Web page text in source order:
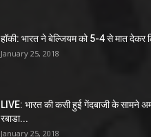
हॉकी: भारत ने बेल्जियम को 5-4 से मात देकर
January 25, 2018
LIVE: भारत की कसी हुई गेंदबाजी के सामने
रबाडा...
January 25, 2018